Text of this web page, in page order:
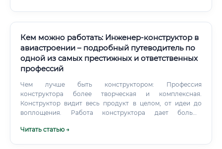
Кем можно работать: Инженер-конструктор в
авиастроении – подробный путеводитель по
одной из самых престижных и ответственных
профессий
Чем лучше быть конструктором: Профессия
конструктора более творческая и комплексная.
Конструктор видит весь продукт в целом, от идеи до
воплощения. Работа конструктора дает больше
видения, в то время как работа прочниста – это глубокое
Читать статью →